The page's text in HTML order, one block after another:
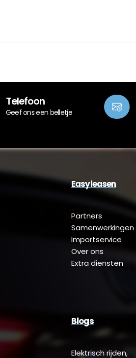
Telefoon
Geef ons een belletje
Easyleasen
Partners
Samenwerkingen
Importservice
Over ons
Extra diensten
Blogs
Elektrisch rijden,